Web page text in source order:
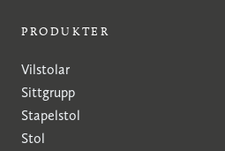
PRODUKTER
Vilstolar
Sittgrupp
Stapelstol
Stol